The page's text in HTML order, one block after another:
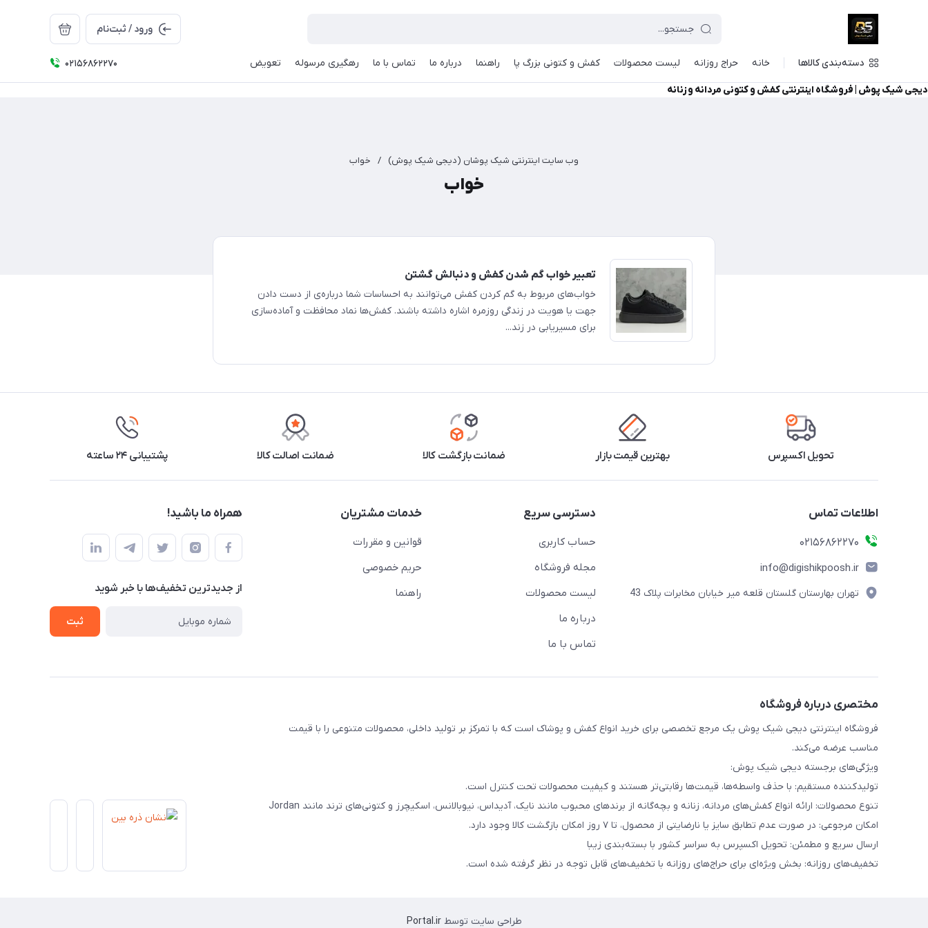
ورود / ثبت‌نام
دسته‌بندی کالاها خانه حراج روزانه لیست محصولات کفش و کتونی بزرگ پا راهنما درباره ما تماس با ما رهگیری مرسوله تعویض
02156862270
دیجی شیک پوش | فروشگاه اینترنتی کفش و کتونی مردانه و زنانه
وب سایت اینترنتی شیک پوشان (دیجی شیک پوش) / خواب
خواب
تعبیر خواب گم شدن کفش و دنبالش گشتن
خواب‌های مربوط به گم کردن کفش می‌توانند به احساسات شما درباره‌ی از دست دادن
جهت یا هویت در زندگی روزمره اشاره داشته باشند. کفش‌ها نماد محافظت و آماده‌سازی
برای مسیریابی در زند...
تحویل اکسپرس بهترین قیمت بازار ضمانت بازگشت کالا ضمانت اصالت کالا پشتیبانی ۲۴ ساعته
اطلاعات تماس
02156862270
info@digishikpoosh.ir
تهران بهارستان گلستان قلعه میر خیابان مخابرات پلاک 43
دسترسی سریع
حساب کاربری
مجله فروشگاه
لیست محصولات
درباره ما
تماس با ما
خدمات مشتریان
قوانین و مقررات
حریم خصوصی
راهنما
همراه ما باشید!
از جدید‌ترین تخفیف‌ها با‌ خبر شوید
ثبت
مختصری درباره فروشگاه
فروشگاه اینترنتی دیجی شیک پوش یک مرجع تخصصی برای خرید انواع کفش و پوشاک است که با تمرکز بر تولید داخلی، محصولات متنوعی را با قیمت
مناسب عرضه می‌کند.
ویژگی‌های برجسته دیجی شیک پوش:
تولیدکننده مستقیم: با حذف واسطه‌ها، قیمت‌ها رقابتی‌تر هستند و کیفیت محصولات تحت کنترل است.
تنوع محصولات: ارائه انواع کفش‌های مردانه، زنانه و بچه‌گانه از برندهای محبوب مانند نایک، آدیداس، نیوبالانس، اسکیچرز و کتونی‌های ترند مانند Jordan
امکان مرجوعی: در صورت عدم تطابق سایز یا نارضایتی از محصول، تا ۷ روز امکان بازگشت کالا وجود دارد.
ارسال سریع و مطمئن: تحویل اکسپرس به سراسر کشور با بسته‌بندی زیبا
تخفیف‌های روزانه: بخش ویژه‌ای برای حراج‌های روزانه با تخفیف‌های قابل توجه در نظر گرفته شده است.
طراحی سایت توسطPortal.ir